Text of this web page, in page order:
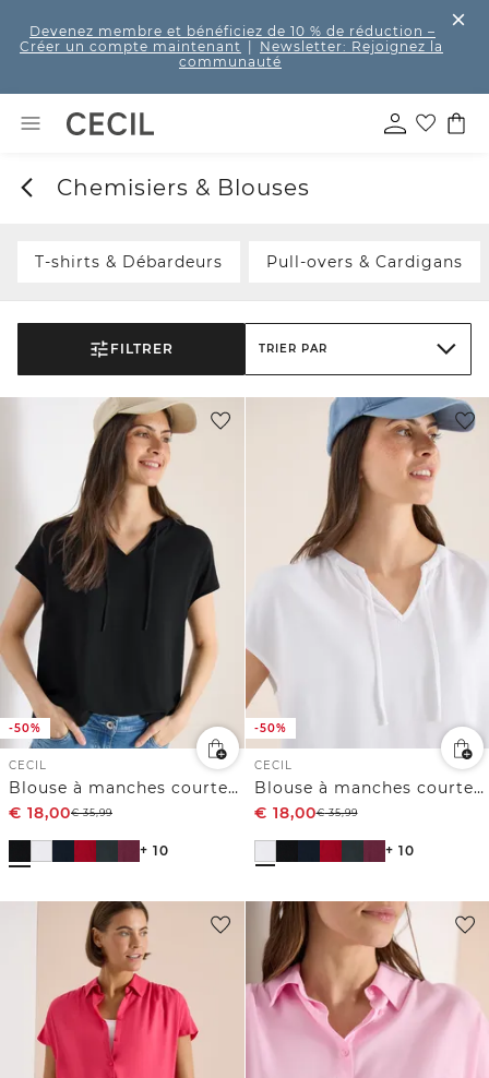
Devenez membre et bénéficiez de 10 % de réduction –
Créer un compte maintenant
Newsletter: Rejoignez la
communauté
Chemisiers & Blouses
T-shirts & Débardeurs Pull-overs & Cardigans
FILTRER TRIER PAR
-50%
CECIL
Blouse à manches courtes avec mélange de structures
€ 18,00€35,99
+ 10
-50%
CECIL
Blouse à manches courtes avec mélange de structures
€ 18,00€35,99
+ 10